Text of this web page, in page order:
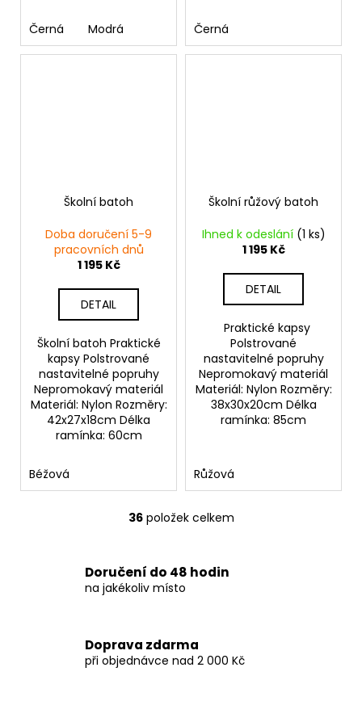
Černá Modrá Černá
Školní batoh
Doba doručení 5-9
pracovních dnů
1 195 Kč
DETAIL
Školní batoh Praktické
kapsy Polstrované
nastavitelné popruhy
Nepromokavý materiál
Materiál: Nylon Rozměry:
42x27x18cm Délka
ramínka: 60cm
Béžová
Školní růžový batoh
Ihned k odeslání (1 ks)
1 195 Kč
DETAIL
Praktické kapsy
Polstrované
nastavitelné popruhy
Nepromokavý materiál
Materiál: Nylon Rozměry:
38x30x20cm Délka
ramínka: 85cm
Růžová
O
l
á
d
í
p
36položek celkem
Doručení do 48 hodin
na jakékoliv místo
Doprava zdarma
při objednávce nad 2 000 Kč